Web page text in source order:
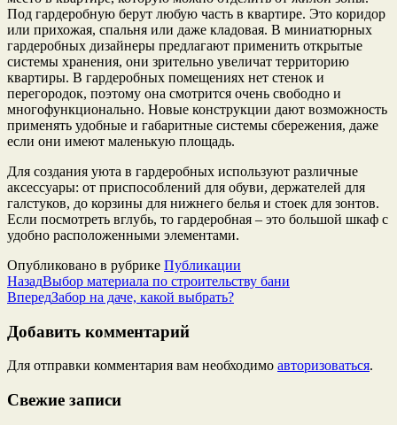
Под гардеробную берут любую часть в квартире. Это коридор
или прихожая, спальня или даже кладовая. В миниатюрных
гардеробных дизайнеры предлагают применить открытые
системы хранения, они зрительно увеличат территорию
квартиры. В гардеробных помещениях нет стенок и
перегородок, поэтому она смотрится очень свободно и
многофункционально. Новые конструкции дают возможность
применять удобные и габаритные системы сбережения, даже
если они имеют маленькую площадь.
Для создания уюта в гардеробных используют различные
аксессуары: от приспособлений для обуви, держателей для
галстуков, до корзины для нижнего белья и стоек для зонтов.
Если посмотреть вглубь, то гардеробная – это большой шкаф с
удобно расположенными элементами.
Опубликовано в рубрике Публикации
НазадВыбор материала по строительству бани
ВпередЗабор на даче, какой выбрать?
Добавить комментарий
Для отправки комментария вам необходимо авторизоваться.
Свежие записи